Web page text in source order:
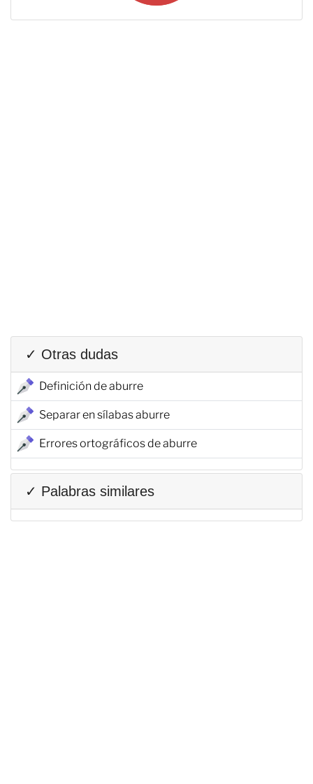
✓ Otras dudas
Definición de aburre
Separar en sílabas aburre
Errores ortográficos de aburre
✓ Palabras similares